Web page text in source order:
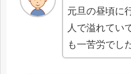
元旦の昼頃に
人で溢れてい
も一苦労でし